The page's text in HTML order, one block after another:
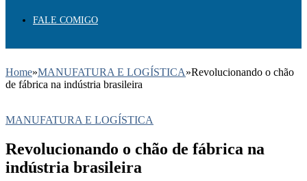
FALE COMIGO
Home»MANUFATURA E LOGÍSTICA»Revolucionando o chão
de fábrica na indústria brasileira
MANUFATURA E LOGÍSTICA
Revolucionando o chão de fábrica na
indústria brasileira